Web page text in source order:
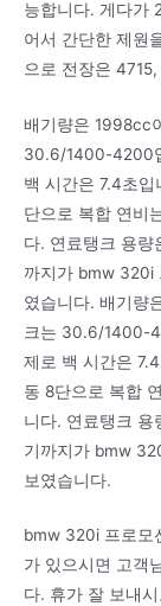
능합니다. 게다가
어서 간단한 제원
으로 전장은
배기량은 1998cc
30.6/1400-4200
백 시간은 7.4초
단으로 복합 연비
다. 연료탱크 용
까지가 bmw 320i
였습니다. 배기량
크는 30.6/1400-
제로 백 시간은
동 8단으로 복합
니다. 연료탱크
기까지가 bmw
보였습니다.
bmw 320i 프로모
가 있으시면 고객
다. 휴가 잘 보내